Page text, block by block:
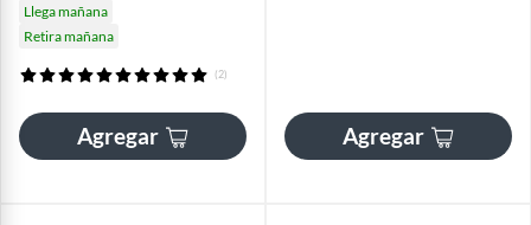
Llega mañana
Retira mañana
(2)
Agregar Agregar